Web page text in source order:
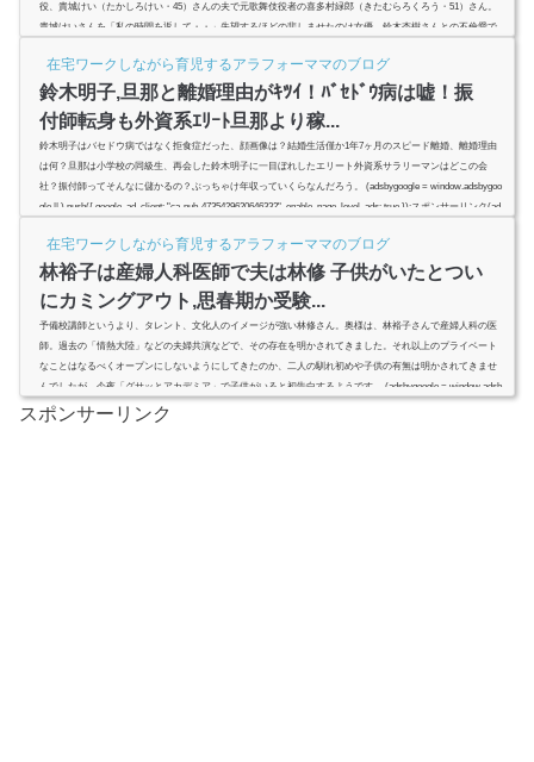
役、貴城けい（たかしろけい・45）さんの夫で元歌舞伎役者の喜多村緑郎（きたむらろくろう・51）さん。
貴城けいさんを「私の時間を返して・・」失望するほどの悲しませたのは女優、鈴木杏樹さんとの不倫愛で
多村緑郎さんと貴...
在宅ワークしながら育児するアラフォーママのブログ
鈴木明子,旦那と離婚理由がｷﾂｲ！ﾊﾞｾﾄﾞｳ病は嘘！振
付師転身も外資系ｴﾘｰﾄ旦那より稼...
鈴木明子はバセドウ病ではなく拒食症だった、顔画像は？結婚生活僅か1年7ヶ月のスピード離婚、離婚理由
は何？旦那は小学校の同級生、再会した鈴木明子に一目ぼれしたエリート外資系サラリーマンはどこの会
社？振付師ってそんなに儲かるの？ぶっちゃけ年収っていくらなんだろう。 (adsbygoogle = window.adsbygoo
gle || ).push({ google_ad_client: "ca-pub-4735429620646332", enable_page_level_ads: true });スポンサーリンク(ad
在宅ワークしながら育児するアラフォーママのブログ
林裕子は産婦人科医師で夫は林修 子供がいたとつい
にカミングアウト,思春期か受験...
予備校講師というより、タレント、文化人のイメージが強い林修さん。奥様は、林裕子さんで産婦人科の医
師。過去の「情熱大陸」などの夫婦共演などで、その存在を明かされてきました。それ以上のプライベート
なことはなるべくオープンにしないようにしてきたのか、二人の馴れ初めや子供の有無は明かされてきませ
んでしたが、今夜「グサッとアカデミア」で子供がいると初告白するようです。 (adsbygoogle = window.adsb
ygoogle || ).push({ google_ad_client: "ca-pub-4735429620646332", enable_page_l...
スポンサーリンク